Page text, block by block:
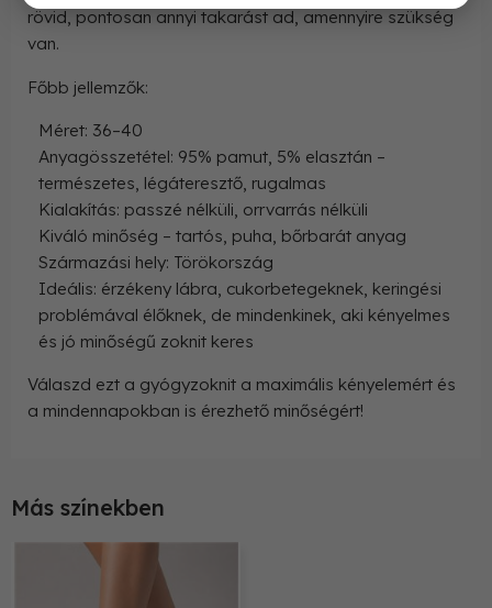
rövid, pontosan annyi takarást ad, amennyire szükség
van.
Főbb jellemzők:
Méret: 36–40
Anyagösszetétel: 95% pamut, 5% elasztán –
természetes, légáteresztő, rugalmas
Kialakítás: passzé nélküli, orrvarrás nélküli
Kiváló minőség – tartós, puha, bőrbarát anyag
Származási hely: Törökország
Ideális: érzékeny lábra, cukorbetegeknek, keringési
problémával élőknek, de mindenkinek, aki kényelmes
és jó minőségű zoknit keres
Válaszd ezt a gyógyzoknit a maximális kényelemért és
a mindennapokban is érezhető minőségért!
Más színekben